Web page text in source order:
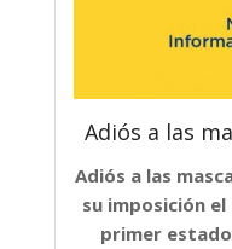
Adiós a las
Adiós a las
su imposición el
primer